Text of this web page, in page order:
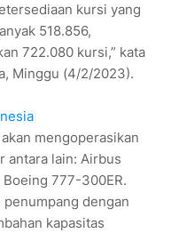
kursi yang
518.856,
722.080 kursi,” kata
Minggu (4/2/2023).
mengoperasikan
antara lain: Airbus
777-300ER.
dengan
kapasitas